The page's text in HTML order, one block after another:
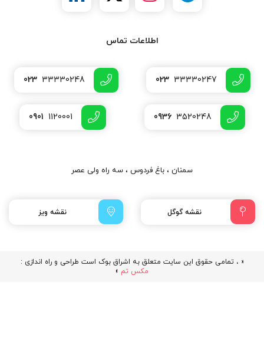
اطلاعات تماس
023 33330247
023 33330248
0936 3520248
0901 1120001
سمنان ، باغ فردوس ، سه راه ولی عصر
نقشه گوگل نقشه ویز
« ، تمامی حقوق این سایت متعلق به اشراق بوک است طراحی و راه اندازی :
مکس تم »